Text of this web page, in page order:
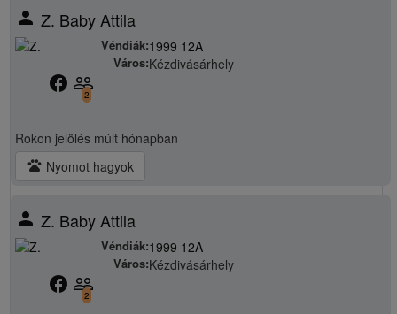
person Z. Baby Attila
Véndiák:1999 12A
Város:Kézdivásárhely
facebook people_outline
2
Rokon jelölés múlt hónapban
pets Nyomot hagyok
person Z. Baby Attila
Véndiák:1999 12A
Város:Kézdivásárhely
facebook people_outline
2